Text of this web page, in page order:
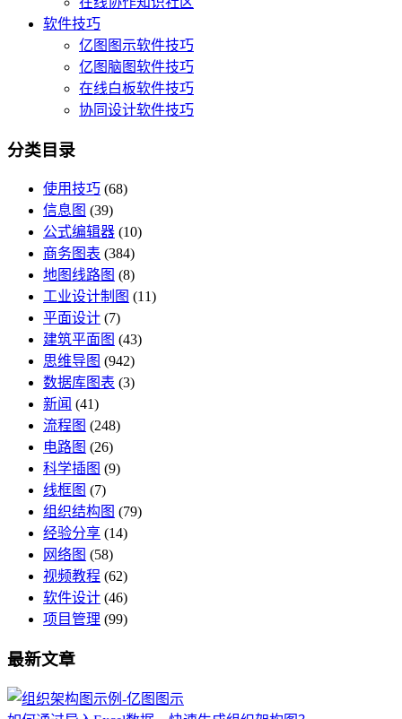
软件技巧
亿图图示软件技巧
亿图脑图软件技巧
在线白板软件技巧
协同设计软件技巧
分类目录
使用技巧 (68)
信息图 (39)
公式编辑器 (10)
商务图表 (384)
地图线路图 (8)
工业设计制图 (11)
平面设计 (7)
建筑平面图 (43)
思维导图 (942)
数据库图表 (3)
新闻 (41)
流程图 (248)
电路图 (26)
科学插图 (9)
线框图 (7)
组织结构图 (79)
经验分享 (14)
网络图 (58)
视频教程 (62)
软件设计 (46)
项目管理 (99)
最新文章